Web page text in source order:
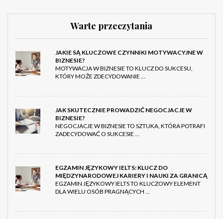
Warte przeczytania
JAKIE SĄ KLUCZOWE CZYNNIKI MOTYWACYJNE W
BIZNESIE?
MOTYWACJA W BIZNESIE TO KLUCZ DO SUKCESU,
KTÓRY MOŻE ZDECYDOWANIE …
JAK SKUTECZNIE PROWADZIĆ NEGOCJACJE W
BIZNESIE?
NEGOCJACJE W BIZNESIE TO SZTUKA, KTÓRA POTRAFI
ZADECYDOWAĆ O SUKCESIE …
EGZAMIN JĘZYKOWY IELTS: KLUCZ DO
MIĘDZYNARODOWEJ KARIERY I NAUKI ZA GRANICĄ
EGZAMIN JĘZYKOWY IELTS TO KLUCZOWY ELEMENT
DLA WIELU OSÓB PRAGNĄCYCH …